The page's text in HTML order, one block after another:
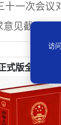
十一次会
见截止日
式版全文）
访